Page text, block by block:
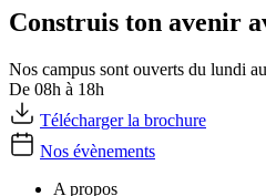
Construis ton avenir
Nos campus sont ouverts du lundi
De 08h à 18h
Télécharger la brochure
Nos évènements
A propos